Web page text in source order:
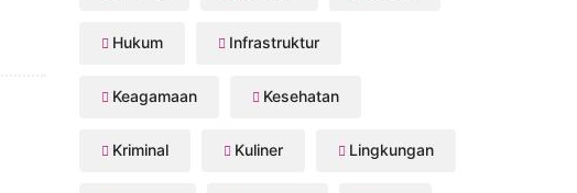
Hukum Infrastruktur
Keagamaan Kesehatan
Kriminal Kuliner Lingkungan